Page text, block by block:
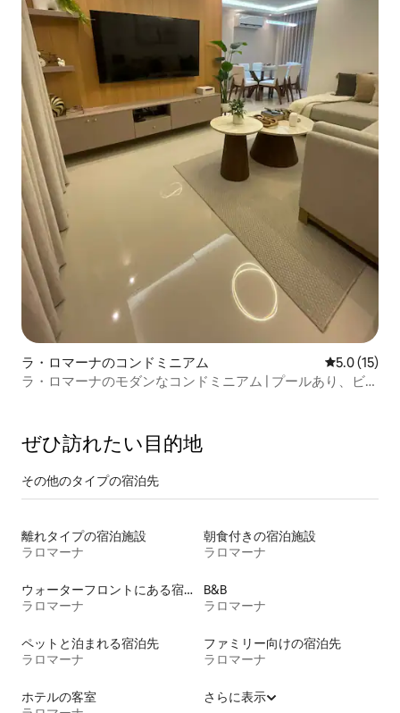
ラ・ロマーナのコンドミニアム レビュー15
5.0 (15)
ラ・ロマーナのモダンなコンドミニアム | プールあり、ビー
ぜひ訪⁠れ⁠た⁠い目⁠的⁠地
その他のタ⁠イ⁠プ⁠の宿⁠泊⁠先
離れタイプの宿泊施設
ラロマーナ
朝食付きの宿泊施設
ラロマーナ
ウォーターフロントにある宿泊施設
ラロマーナ
B&B
ラロマーナ
ペットと泊まれる宿泊先
ラロマーナ
ファミリー向けの宿泊先
ラロマーナ
ホテルの客室
さらに表示